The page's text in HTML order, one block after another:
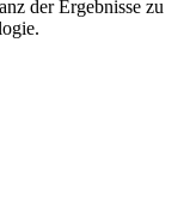
der Ergebnisse zu